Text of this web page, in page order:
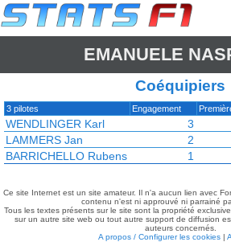
EMANUELE
Coéquipiers
3 pilotes Engagement
WENDLINGER Karl 3
LAMMERS Jan
2
BARRICHELLO Rubens
1
Ce site Internet est un site amateur. Il n'a aucun lien avec
contenu n'est ni approuvé ni parrainé
Tous les textes présents sur le site sont la propriété
sur un autre site web ou tout autre support de diffusion
auteurs concernés.
A propos / Configurer les cookies |